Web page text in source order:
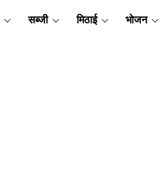
सब्जी मिठाई भोजन